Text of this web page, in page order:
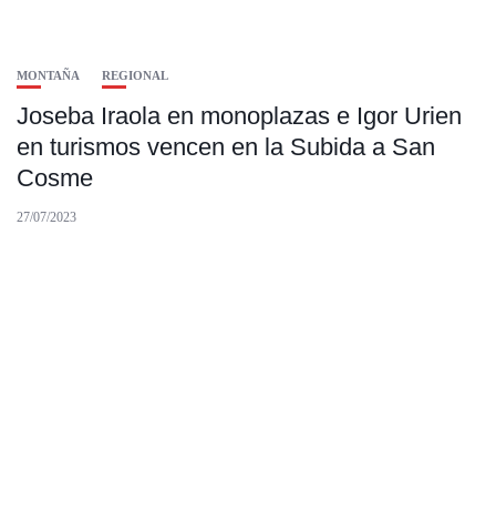
MONTAÑA REGIONAL
Joseba Iraola en monoplazas e Igor Urien
en turismos vencen en la Subida a San
Cosme
27/07/2023